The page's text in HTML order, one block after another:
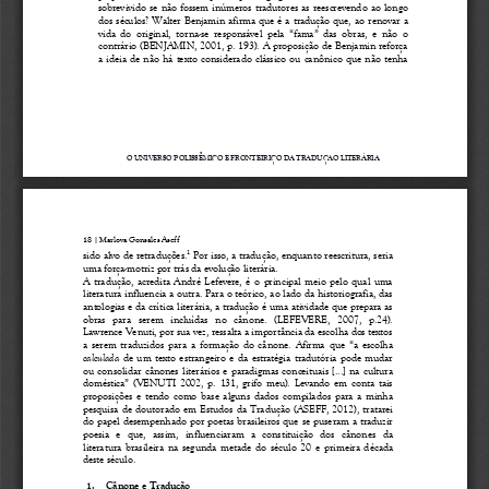
O UNIVERSO POLISSÊMICO E FRONTEIRIÇO DA TRADUÇÃO LITERÁRIA
sobrevivido  se  não  fossem  inúmeros  tradutores  as  reescrevendo  ao  longo
dos séculos? Walter Benjamin  afirma que  é  a tradução  que,  ao  renovar  a
vida  do  original,  torna-se  responsável  pela  “fama”  das  obras,  e  não  o
contrário (BENJAMIN, 2001, p. 193). A proposição de Benjamin reforça
a  ideia  de  não  há  texto  considerado  clássico  ou  canônico  que  não  tenha
18 | Marlova Gonsales Aseff
sido alvo de retraduções. 1 Por isso, a tradução, enquanto reescritura, seria
uma força-motriz por trás da evolução literária.
A  tradução,  acredita  André  Lefevere,  é  o  principal  meio  pelo  qual  uma
literatura influencia a outra. Para o teórico, ao lado da historiografia, das
antologias e da crítica literária, a tradução é uma atividade que prepara as
obras   para   serem   incluídas   no   cânone.   (LEFEVERE,   2007,   p.24).
Lawrence Venuti, por sua vez, ressalta a importância da escolha dos textos
a serem traduzidos para a formação do cânone. Afirma que “a escolha
calculada de  um  texto  estrangeiro  e  da  estratégia  tradutória  pode  mudar
ou  consolidar  cânones  literários  e  paradigmas  conceituais  [...]  na  cultura
doméstica” (VENUTI 2002, p. 131, grifo meu). Levando em conta tais
proposições  e  tendo  como  base  alguns  dados compilados  para  a  minha
pesquisa  de  doutorado  em  Estudos  da  Tradução  (ASEFF,  2012),  tratarei
do papel  desempenhado por poetas brasileiros que se puseram a traduzir
poesia   e   que,   assim,   influenciaram   a   constituição   dos   cânones   da
literatura  brasileira  na  segunda  metade  do  século  20  e  primeira  década
deste século.
1. Cânone e Tradução